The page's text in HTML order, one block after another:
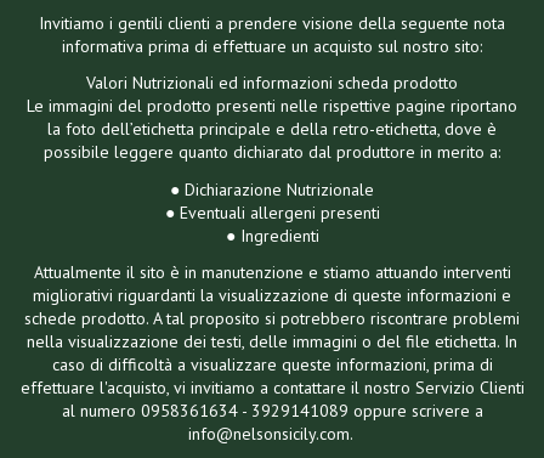
Invitiamo i gentili clienti a prendere visione della seguente nota
informativa prima di effettuare un acquisto sul nostro sito:
Valori Nutrizionali ed informazioni scheda prodotto
Le immagini del prodotto presenti nelle rispettive pagine riportano
la foto dell’etichetta principale e della retro-etichetta, dove è
possibile leggere quanto dichiarato dal produttore in merito a:
● Dichiarazione Nutrizionale
● Eventuali allergeni presenti
● Ingredienti
Attualmente il sito è in manutenzione e stiamo attuando interventi
migliorativi riguardanti la visualizzazione di queste informazioni e
schede prodotto. A tal proposito si potrebbero riscontrare problemi
nella visualizzazione dei testi, delle immagini o del file etichetta. In
caso di difficoltà a visualizzare queste informazioni, prima di
effettuare l'acquisto, vi invitiamo a contattare il nostro Servizio Clienti
al numero 0958361634 - 3929141089 oppure scrivere a
info@nelsonsicily.com.